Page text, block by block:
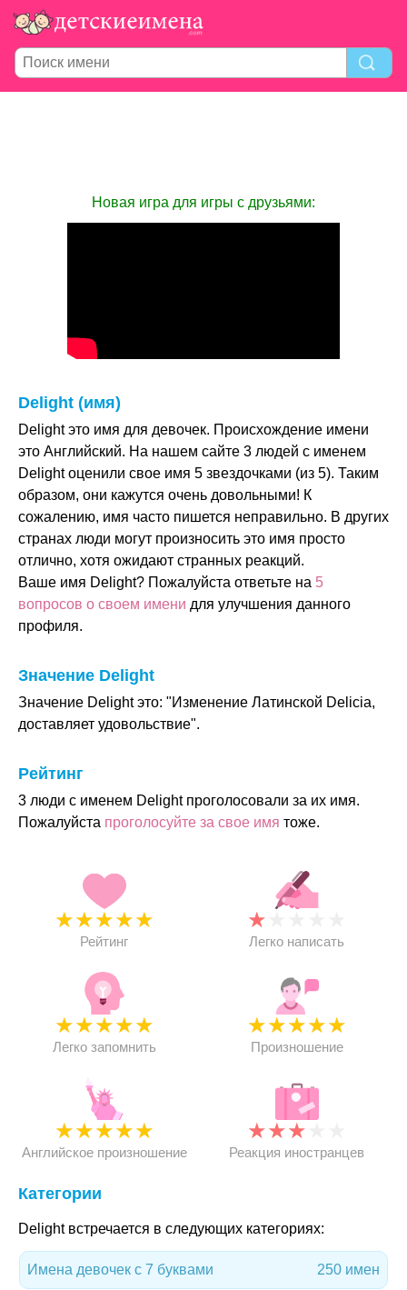
Новая игра для игры с друзьями:
Delight (имя)
Delight это имя для девочек. Происхождение имени
это Английский. На нашем сайте 3 людей с именем
Delight оценили свое имя 5 звездочками (из 5). Таким
образом, они кажутся очень довольными! К
сожалению, имя часто пишется неправильно. В других
странах люди могут произносить это имя просто
отлично, хотя ожидают странных реакций.
Ваше имя Delight? Пожалуйста ответьте на 5
вопросов о своем имени для улучшения данного
профиля.
Значение Delight
Значение Delight это: "Изменение Латинской Delicia,
доставляет удовольствие".
Рейтинг
3 люди с именем Delight проголосовали за их имя.
Пожалуйста проголосуйте за свое имя тоже.
★★★★★
Рейтинг
★
Легко написать
★★★★★
Легко запомнить
★★★★★
Произношение
★★★★★
Английское произношение
★★★
Реакция иностранцев
Категории
Delight встречается в следующих категориях:
Имена девочек с 7 буквами 250 имен